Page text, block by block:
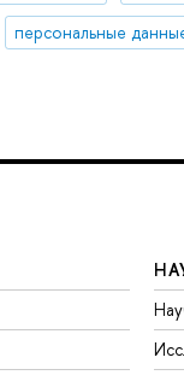
персональные